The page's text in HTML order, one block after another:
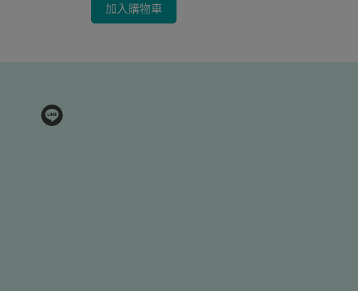
加入購物車